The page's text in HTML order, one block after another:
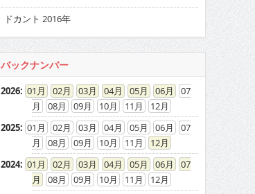
ドカント 2016年
バックナンバー
2026: 01 02 03 04 05 06
07
08
09 10 11
12
2025: 01 02 03 04 05 06
07
08
09 10 11
12
2024: 01 02 03 04 05 06
07
08
09 10 11
12